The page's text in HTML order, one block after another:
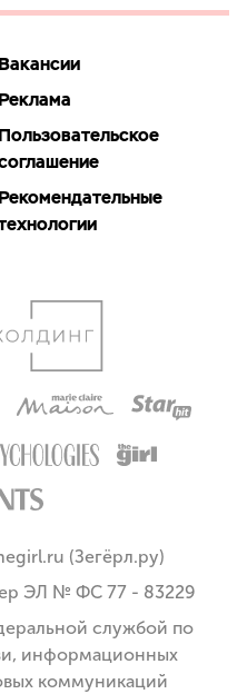
Вакансии
Реклама
Пользовательское
Рекомендательные
(Зегёрл.ру)
ЭЛ № ФС 77 - 83229
службой по
информационных
коммуникаций